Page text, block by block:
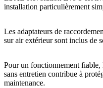
installation particulièrement
Les adaptateurs de
sur air extérieur sont inclus de
Pour un fonctionnement fiable,
sans entretien contribue à
maintenance.